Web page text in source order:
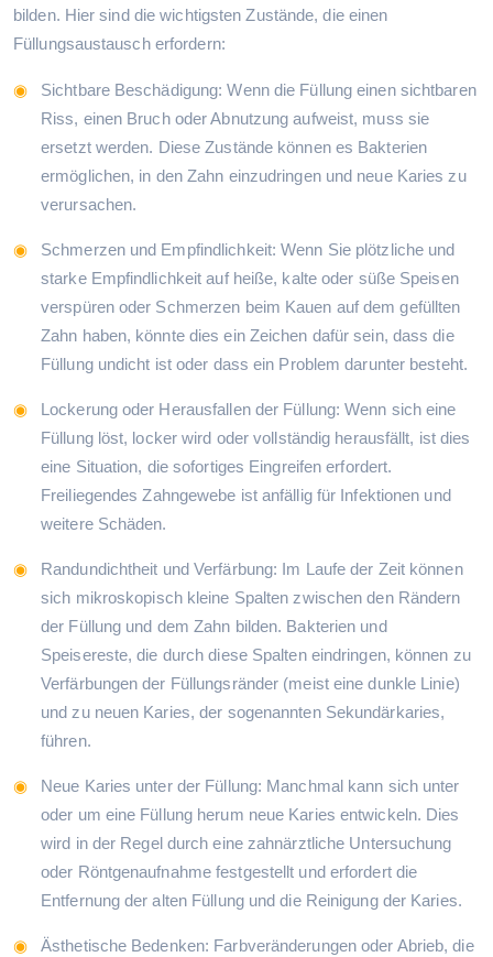
bilden. Hier sind die wichtigsten Zustände, die einen
Füllungsaustausch erfordern:
Sichtbare Beschädigung: Wenn die Füllung einen sichtbaren
Riss, einen Bruch oder Abnutzung aufweist, muss sie
ersetzt werden. Diese Zustände können es Bakterien
ermöglichen, in den Zahn einzudringen und neue Karies zu
verursachen.
Schmerzen und Empfindlichkeit: Wenn Sie plötzliche und
starke Empfindlichkeit auf heiße, kalte oder süße Speisen
verspüren oder Schmerzen beim Kauen auf dem gefüllten
Zahn haben, könnte dies ein Zeichen dafür sein, dass die
Füllung undicht ist oder dass ein Problem darunter besteht.
Lockerung oder Herausfallen der Füllung: Wenn sich eine
Füllung löst, locker wird oder vollständig herausfällt, ist dies
eine Situation, die sofortiges Eingreifen erfordert.
Freiliegendes Zahngewebe ist anfällig für Infektionen und
weitere Schäden.
Randundichtheit und Verfärbung: Im Laufe der Zeit können
sich mikroskopisch kleine Spalten zwischen den Rändern
der Füllung und dem Zahn bilden. Bakterien und
Speisereste, die durch diese Spalten eindringen, können zu
Verfärbungen der Füllungsränder (meist eine dunkle Linie)
und zu neuen Karies, der sogenannten Sekundärkaries,
führen.
Neue Karies unter der Füllung: Manchmal kann sich unter
oder um eine Füllung herum neue Karies entwickeln. Dies
wird in der Regel durch eine zahnärztliche Untersuchung
oder Röntgenaufnahme festgestellt und erfordert die
Entfernung der alten Füllung und die Reinigung der Karies.
Ästhetische Bedenken: Farbveränderungen oder Abrieb, die